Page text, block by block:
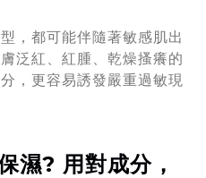
，都可能伴隨著敏感肌出
泛紅、紅腫、乾燥搔癢的
，更容易誘發嚴重過敏現
濕? 用對成分，